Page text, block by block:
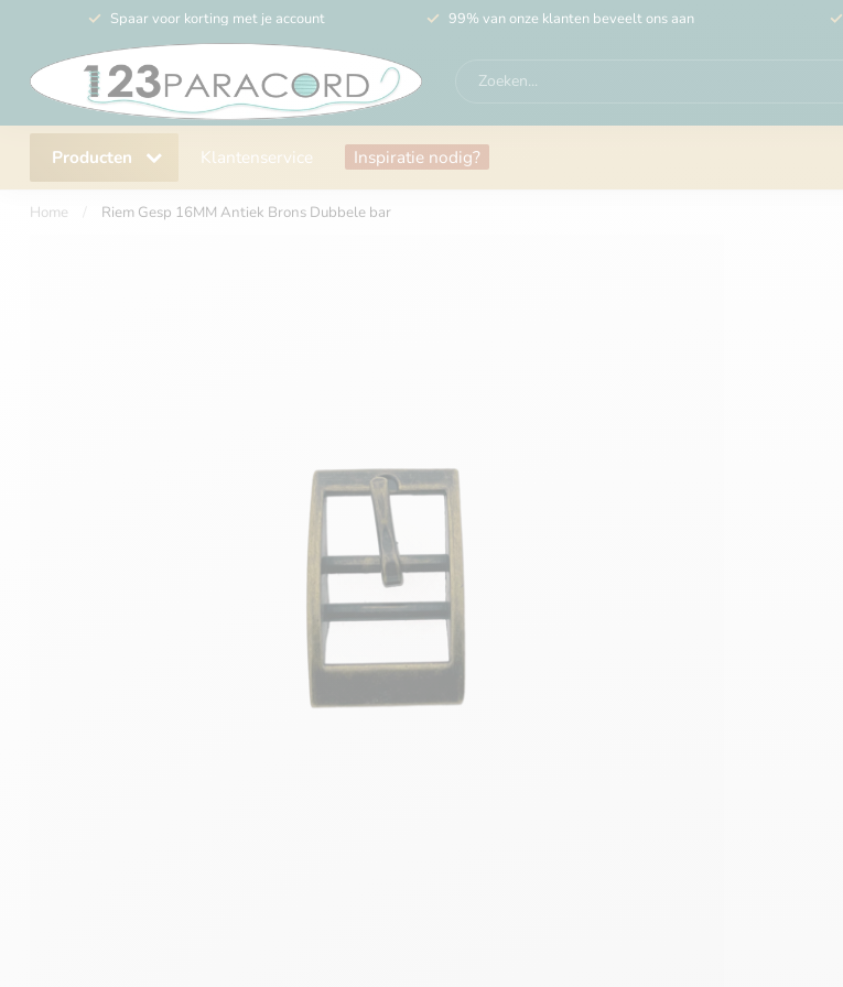
Spaar voor korting met je account 99% van onze klanten beveelt ons aan
Producten Klantenservice Inspiratie nodig?
Home Riem Gesp 16MM Antiek Brons Dubbele bar